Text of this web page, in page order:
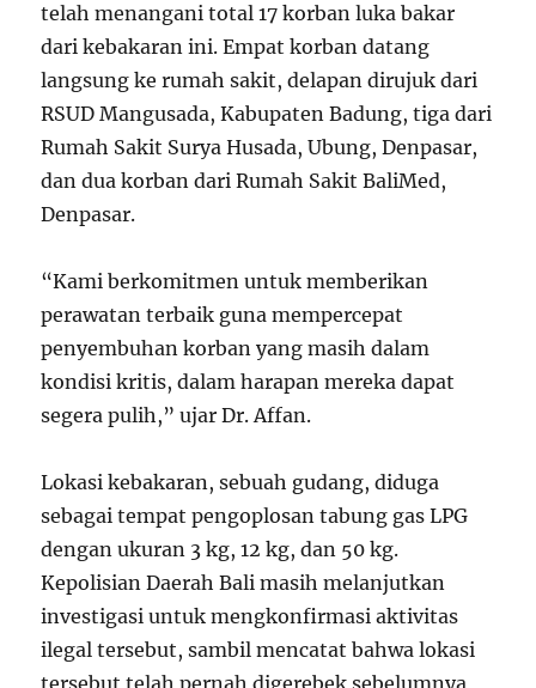
telah menangani total 17 korban luka bakar
dari kebakaran ini. Empat korban datang
langsung ke rumah sakit, delapan dirujuk dari
RSUD Mangusada, Kabupaten Badung, tiga dari
Rumah Sakit Surya Husada, Ubung, Denpasar,
dan dua korban dari Rumah Sakit BaliMed,
Denpasar.
“Kami berkomitmen untuk memberikan
perawatan terbaik guna mempercepat
penyembuhan korban yang masih dalam
kondisi kritis, dalam harapan mereka dapat
segera pulih,” ujar Dr. Affan.
Lokasi kebakaran, sebuah gudang, diduga
sebagai tempat pengoplosan tabung gas LPG
dengan ukuran 3 kg, 12 kg, dan 50 kg.
Kepolisian Daerah Bali masih melanjutkan
investigasi untuk mengkonfirmasi aktivitas
ilegal tersebut, sambil mencatat bahwa lokasi